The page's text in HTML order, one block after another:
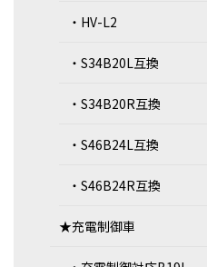
・HV-L2
・S34B20L互換
・S34B20R互換
・S46B24L互換
・S46B24R互換
★充電制御車